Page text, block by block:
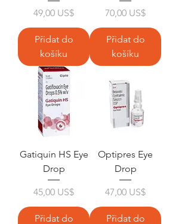
Cena
49,00 US$
Přidat do
košíku
Cena
70,00 US$
Přidat do
košíku
Gatiquin HS Eye
Drop
Cena
45,00 US$
Přidat do
Optipres Eye
Drop
Cena
47,00 US$
Přidat do